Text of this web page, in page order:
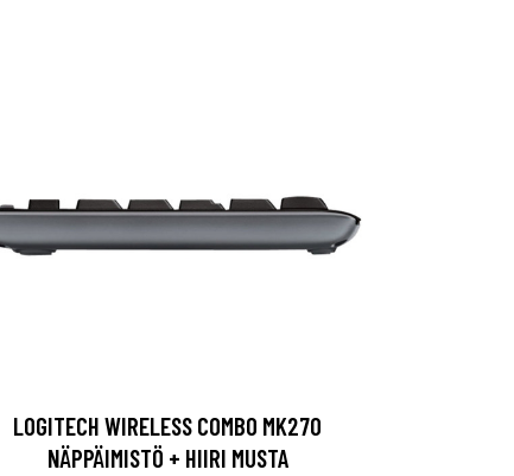
LOGITECH WIRELESS COMBO MK270
NÄPPÄIMISTÖ + HIIRI MUSTA